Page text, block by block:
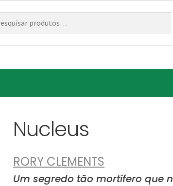
Nucleus
RORY CLEMENTS
Um segredo tão mortífero que